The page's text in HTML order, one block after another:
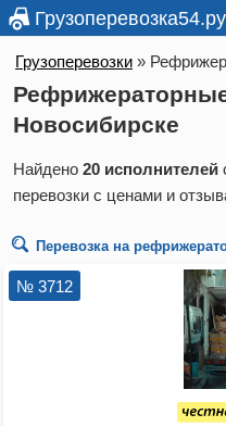
Грузоперевозка54.ру
Грузоперевозки »
Новосибирске
Найдено 20 исполнителей
перевозки с ценами и
Перевозка на
№ 3712